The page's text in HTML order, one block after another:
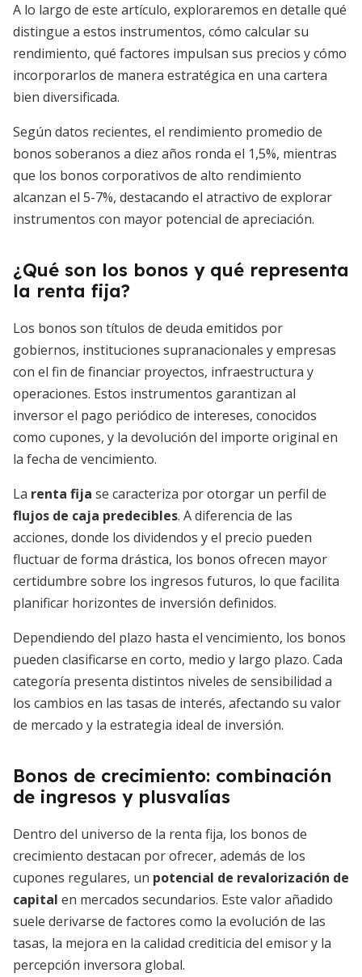
A lo largo de este artículo, exploraremos en detalle qué
distingue a estos instrumentos, cómo calcular su
rendimiento, qué factores impulsan sus precios y cómo
incorporarlos de manera estratégica en una cartera
bien diversificada.
Según datos recientes, el rendimiento promedio de
bonos soberanos a diez años ronda el 1,5%, mientras
que los bonos corporativos de alto rendimiento
alcanzan el 5-7%, destacando el atractivo de explorar
instrumentos con mayor potencial de apreciación.
¿Qué son los bonos y qué representa
la renta fija?
Los bonos son títulos de deuda emitidos por
gobiernos, instituciones supranacionales y empresas
con el fin de financiar proyectos, infraestructura y
operaciones. Estos instrumentos garantizan al
inversor el pago periódico de intereses, conocidos
como cupones, y la devolución del importe original en
la fecha de vencimiento.
La renta fija se caracteriza por otorgar un perfil de
flujos de caja predecibles. A diferencia de las
acciones, donde los dividendos y el precio pueden
fluctuar de forma drástica, los bonos ofrecen mayor
certidumbre sobre los ingresos futuros, lo que facilita
planificar horizontes de inversión definidos.
Dependiendo del plazo hasta el vencimiento, los bonos
pueden clasificarse en corto, medio y largo plazo. Cada
categoría presenta distintos niveles de sensibilidad a
los cambios en las tasas de interés, afectando su valor
de mercado y la estrategia ideal de inversión.
Bonos de crecimiento: combinación
de ingresos y plusvalías
Dentro del universo de la renta fija, los bonos de
crecimiento destacan por ofrecer, además de los
cupones regulares, un potencial de revalorización de
capital en mercados secundarios. Este valor añadido
suele derivarse de factores como la evolución de las
tasas, la mejora en la calidad crediticia del emisor y la
percepción inversora global.